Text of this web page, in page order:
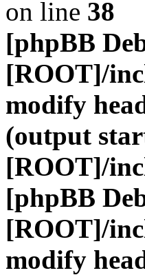
on line 38
[phpBB
[ROOT]/
modify
(output
[ROOT]/
[phpBB
[ROOT]/
modify